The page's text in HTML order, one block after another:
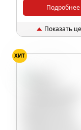
Подробнее
Показать
ХИТ